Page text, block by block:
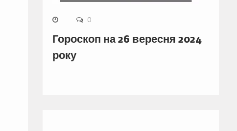
0
Гороскоп на 26 вересня 2024
року